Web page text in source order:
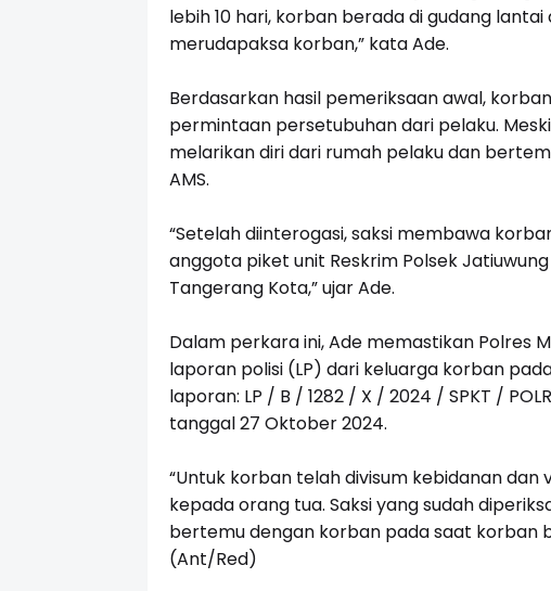
lebih 10 hari, korban berada di gudang
merudapaksa korban,” kata Ade.
Berdasarkan hasil pemeriksaan awal,
permintaan persetubuhan dari pelaku.
melarikan diri dari rumah pelaku dan
AMS.
“Setelah diinterogasi, saksi membawa
anggota piket unit Reskrim Polsek
Tangerang Kota,” ujar Ade.
Dalam perkara ini, Ade memastikan Polres
laporan polisi (LP) dari keluarga korban
laporan: LP / B / 1282 / X / 2024 / SPKT /
tanggal 27 Oktober 2024.
“Untuk korban telah divisum kebidanan
kepada orang tua. Saksi yang sudah
bertemu dengan korban pada saat korban
(Ant/Red)